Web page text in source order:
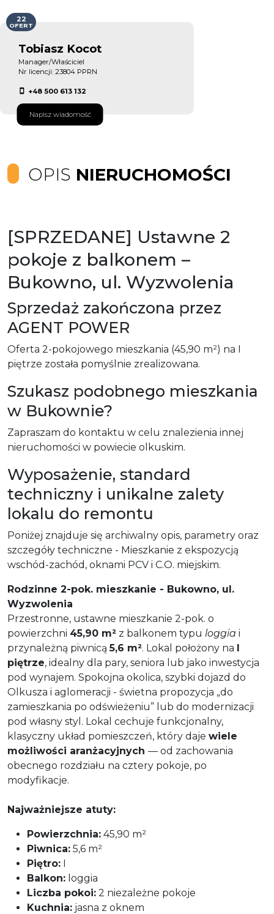
Tobiasz Kocot
Manager/Właściciel
Nr licencji: 23804 PPRN
+48 500 613 132
Napisz wiadomość
22
OFERT
OPIS NIERUCHOMOŚCI
[SPRZEDANE] Ustawne 2
pokoje z balkonem –
Bukowno, ul. Wyzwolenia
Sprzedaż zakończona przez
AGENT POWER
Oferta 2-pokojowego mieszkania (45,90 m²) na I
piętrze została pomyślnie zrealizowana.
Szukasz podobnego mieszkania
w Bukownie?
Zapraszam do kontaktu w celu znalezienia innej
nieruchomości w powiecie olkuskim.
Wyposażenie, standard
techniczny i unikalne zalety
lokalu do remontu
Poniżej znajduje się archiwalny opis, parametry oraz
szczegóły techniczne - Mieszkanie z ekspozycją
wschód-zachód, oknami PCV i C.O. miejskim.
Rodzinne 2-pok. mieszkanie - Bukowno, ul.
Wyzwolenia
Przestronne, ustawne mieszkanie 2-pok. o
powierzchni 45,90 m² z balkonem typu loggia i
przynależną piwnicą5,6 m². Lokal położony na I
piętrze, idealny dla pary, seniora lub jako inwestycja
pod wynajem. Spokojna okolica, szybki dojazd do
Olkusza i aglomeracji - świetna propozycja „do
zamieszkania po odświeżeniu” lub do modernizacji
pod własny styl. Lokal cechuje funkcjonalny,
klasyczny układ pomieszczeń, który daje wiele
możliwości aranżacyjnych — od zachowania
obecnego rozdziału na cztery pokoje, po
modyfikacje.
Najważniejsze atuty:
Powierzchnia: 45,90 m²
Piwnica: 5,6 m²
Piętro: I
Balkon: loggia
Liczba pokoi: 2 niezależne pokoje
Kuchnia: jasna z oknem